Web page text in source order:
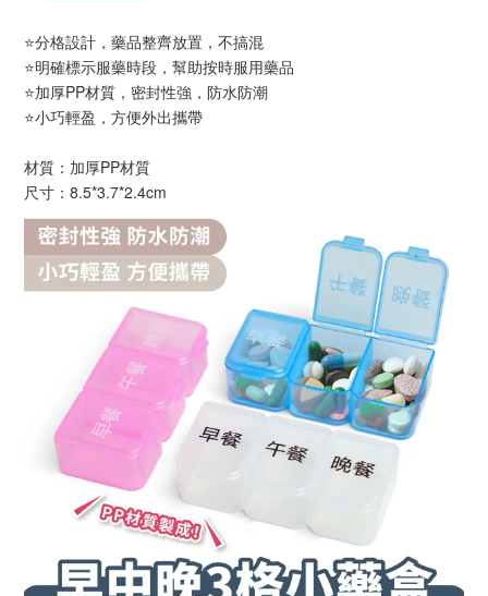
⭐分格設計，藥品整齊放置，不搞混
⭐明確標示服藥時段，幫助按時服用藥品
⭐加厚PP材質，密封性強，防水防潮
⭐小巧輕盈，方便外出攜帶
材質：加厚PP材質
尺寸：8.5*3.7*2.4cm